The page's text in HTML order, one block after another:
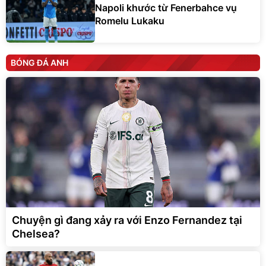
Napoli khước từ Fenerbahce vụ
Romelu Lukaku
BÓNG ĐÁ ANH
Chuyện gì đang xảy ra với Enzo Fernandez tại
Chelsea?